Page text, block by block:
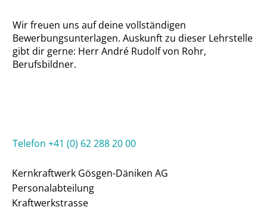
Wir freuen uns auf deine vollständigen
Bewerbungsunterlagen. Auskunft zu dieser Lehrstelle
gibt dir gerne: Herr André Rudolf von Rohr,
Berufsbildner.
Telefon +41 (0) 62 288 20 00
Kernkraftwerk Gösgen-Däniken AG
Personalabteilung
Kraftwerkstrasse